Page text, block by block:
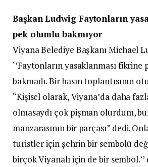
Başkan Ludwig Faytonların
pek olumlu bakmıyor
Viyana Belediye Başkanı Michael
‘’Faytonların yasaklanması fikrine
bakmadı. Bir basın toplantısının
“Kişisel olarak, Viyana’da daha
olmasaydı çok pişman olurdum,
manzarasının bir parçası” dedi.
turistler için şehrin bir sembolü
birçok Viyanalı için de bir sembol.’’